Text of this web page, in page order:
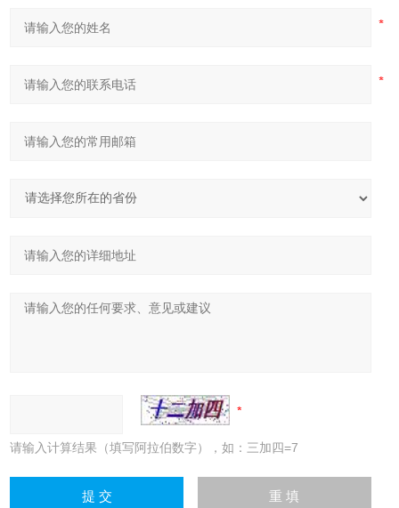
请输入计算结果（填写阿拉伯数字），如：三加四=7